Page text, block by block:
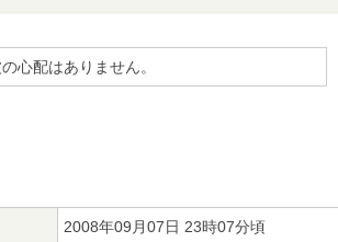
心配はありません。
2008年09月07日 23時07分頃